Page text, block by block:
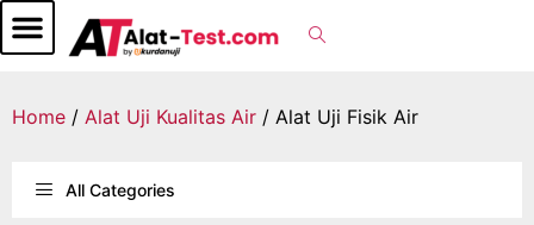
Home / Alat Uji Kualitas Air / Alat Uji Fisik Air
All Categories